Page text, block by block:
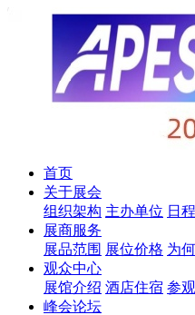
首页
关于展会
组织架构 主办单位 日
展商服务
展品范围 展位价格 为
观众中心
展馆介绍 酒店住宿 参
峰会论坛